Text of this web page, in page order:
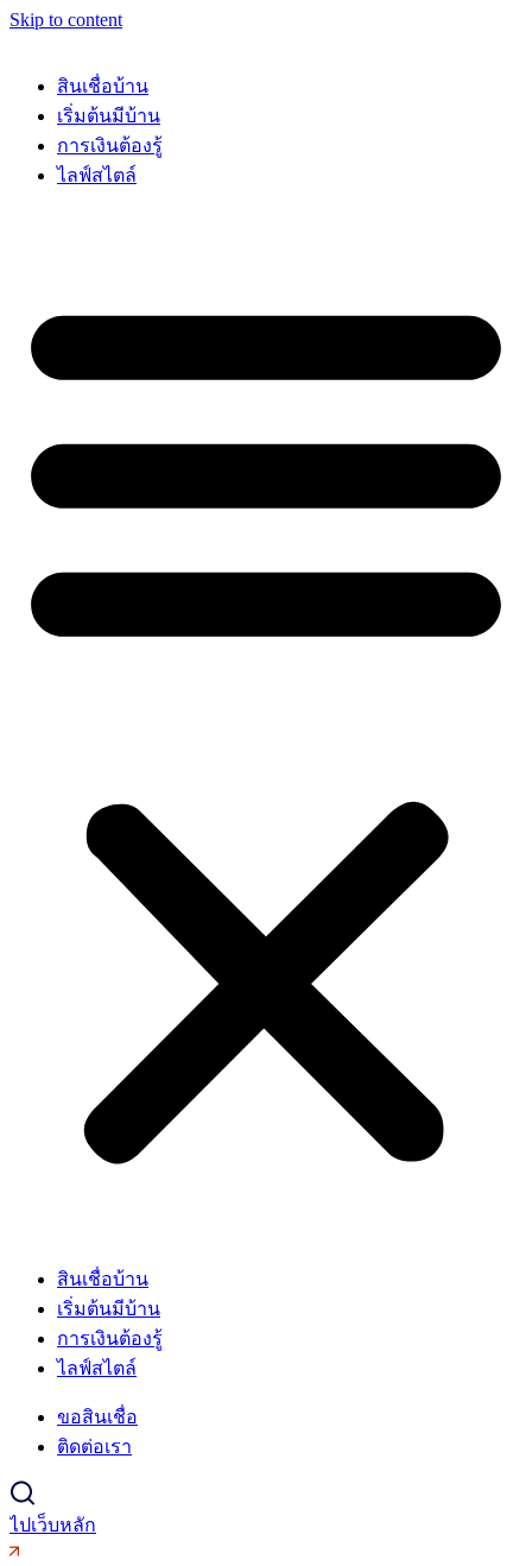
Skip to content
สินเชื่อบ้าน
เริ่มต้นมีบ้าน
การเงินต้องรู้
ไลฟ์สไตล์
สินเชื่อบ้าน
เริ่มต้นมีบ้าน
การเงินต้องรู้
ไลฟ์สไตล์
ขอสินเชื่อ
ติดต่อเรา
ไปเว็บหลัก